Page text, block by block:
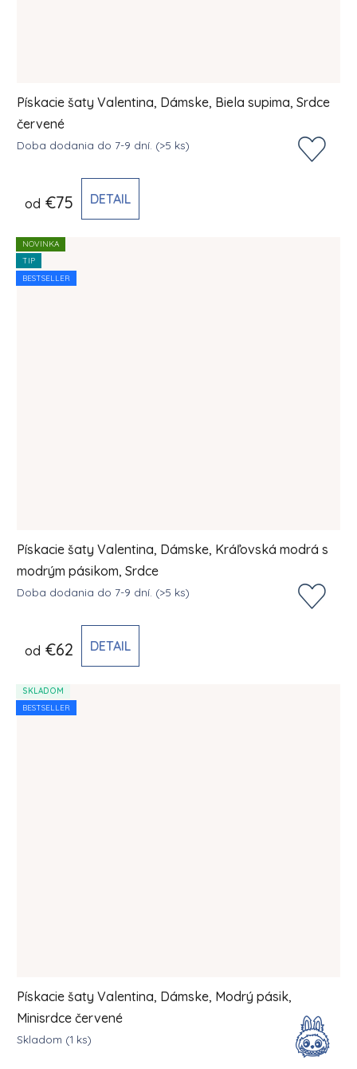
Pískacie šaty Valentina, Dámske, Biela supima, Srdce
červené
Doba dodania do 7-9 dní. (>5 ks)
od €75 DETAIL
NOVINKA
TIP
BESTSELLER
Pískacie šaty Valentina, Dámske, Kráľovská modrá s
modrým pásikom, Srdce
Doba dodania do 7-9 dní. (>5 ks)
od €62 DETAIL
SKLADOM
BESTSELLER
Pískacie šaty Valentina, Dámske, Modrý pásik,
Minisrdce červené
Skladom (1 ks)